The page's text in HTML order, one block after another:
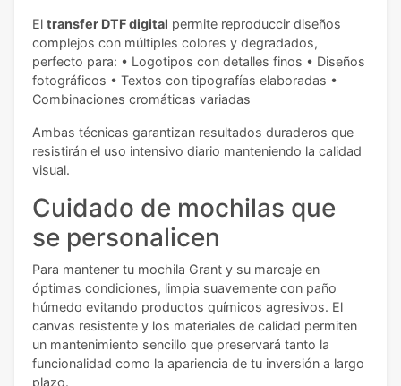
El transfer DTF digital permite reproduccir diseños
complejos con múltiples colores y degradados,
perfecto para: • Logotipos con detalles finos • Diseños
fotográficos • Textos con tipografías elaboradas •
Combinaciones cromáticas variadas
Ambas técnicas garantizan resultados duraderos que
resistirán el uso intensivo diario manteniendo la calidad
visual.
Cuidado de mochilas que
se personalicen
Para mantener tu mochila Grant y su marcaje en
óptimas condiciones, limpia suavemente con paño
húmedo evitando productos químicos agresivos. El
canvas resistente y los materiales de calidad permiten
un mantenimiento sencillo que preservará tanto la
funcionalidad como la apariencia de tu inversión a largo
plazo.